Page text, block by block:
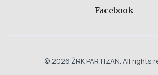
Facebook
© 2026 ŽRK PARTIZAN. All rights